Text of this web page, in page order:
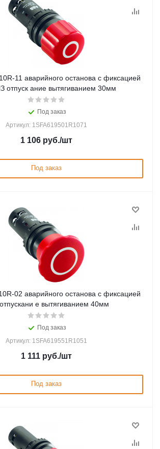
11 аварийного останова с фиксацией
отпуск ание вытягиванием 30мм
Под заказ
Артикул: 1SFA619501R1071
1 106 руб./шт
Под заказ
02 аварийного останова с фиксацией
е вытягиванием 40мм
Под заказ
Артикул: 1SFA619551R1051
1 111 руб./шт
Под заказ